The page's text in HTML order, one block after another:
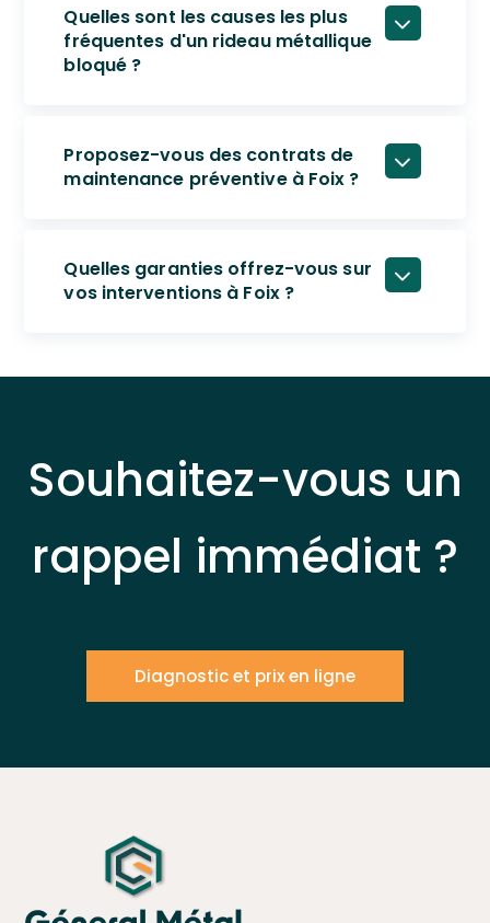
Quelles sont les causes les plus
fréquentes d'un rideau métallique
bloqué ?
Proposez-vous des contrats de
maintenance préventive à Foix ?
Quelles garanties offrez-vous sur
vos interventions à Foix ?
Souhaitez-vous un
rappel immédiat ?
Diagnostic et prix en ligne